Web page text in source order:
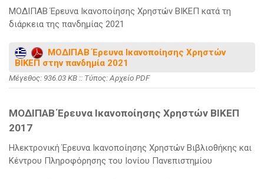
ΜΟΔΙΠΑΒ Έρευνα Ικανοποίησης Χρηστών ΒΙΚΕΠ κατά τη
διάρκεια της πανδημίας 2021
ΜΟΔΙΠΑΒ Έρευνα Ικανοποίησης Χρηστών
ΒΙΚΕΠ στην πανδημία 2021
Mέγεθος: 936.03 KB :: Τύπος: Αρχείο PDF
ΜΟΔΙΠΑΒ Έρευνα Ικανοποίησης Χρηστών ΒΙΚΕΠ
2017
Ηλεκτρονική Έρευνα Ικανοποίησης Χρηστών Βιβλιοθήκης και
Κέντρου Πληροφόρησης του Ιονίου Πανεπιστημίου